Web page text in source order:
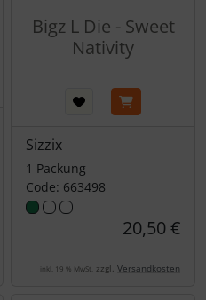
Bigz L Die - Sweet
Nativity
Sizzix
1 Packung
Code: 663498
20,50 €
inkl. 19 % MwSt. zzgl. Versandkosten